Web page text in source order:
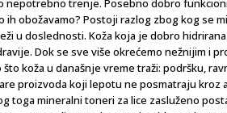
nepotrebno trenje. Posebno dobro
ih obožavamo? Postoji razlog zbog kog se
u doslednosti. Koža koja je dobro
Dok se sve više okrećemo nežnijim i
koža u današnje vreme traži: podršku,
proizvoda koji lepotu ne posmatraju
toga mineralni toneri za lice zasluženo